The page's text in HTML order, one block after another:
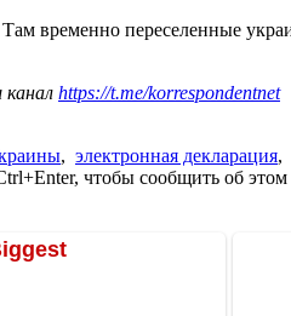
Там временно переселенные
https://t.me/korrespondentnet
, электронная декларация,
чтобы сообщить об этом